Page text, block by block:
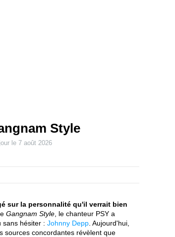
Style
le 7 août 2026
sur la personnalité qu'il verrait bien
Gangnam Style , le chanteur PSY a
sans hésiter : Johnny Depp . Aujourd'hui,
sources concordantes révèlent que